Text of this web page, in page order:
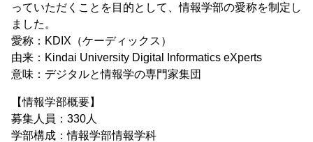
っていただくことを目的として、情報学部の愛称を制定し
ました。
愛称：KDIX（ケーディックス）
由来：Kindai University Digital Informatics eXperts
意味：デジタルと情報学の専門家集団
【情報学部概要】
募集人員：330人
学部構成：情報学部情報学科